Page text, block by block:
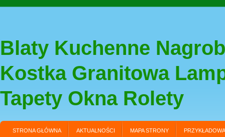
Blaty Kuchenne
Kostka Granitowa
Tapety Okna Rolety
STRONA GŁÓWNA AKTUALNOŚCI MAPA STRONY